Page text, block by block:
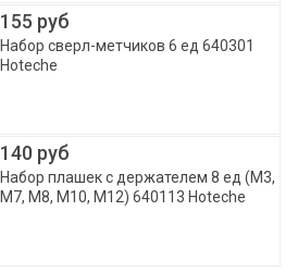
155 руб
Набор сверл-метчиков 6 ед 640301
Hoteche
140 руб
Набор плашек с держателем 8 ед (M3,
M7, M8, M10, M12) 640113 Hoteche